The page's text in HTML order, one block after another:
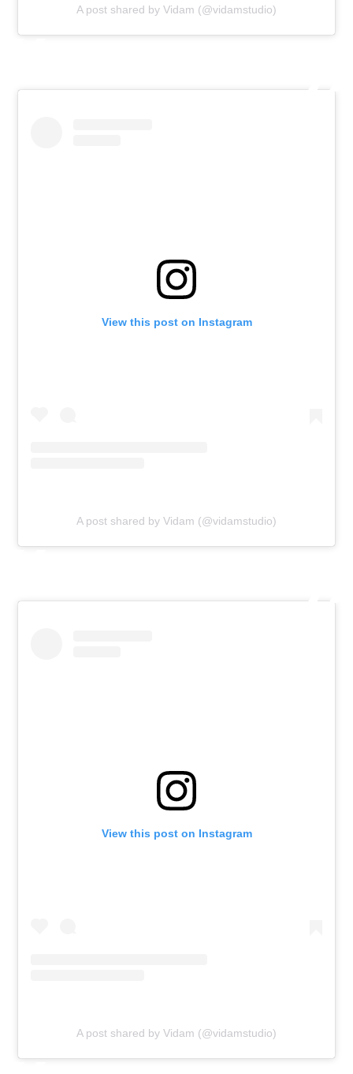
A post shared by Vidam (@vidamstudio)
View this post on Instagram
A post shared by Vidam (@vidamstudio)
View this post on Instagram
A post shared by Vidam (@vidamstudio)